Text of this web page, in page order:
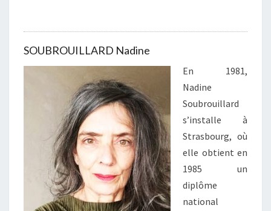
SOUBROUILLARD Nadine
En 1981,
Nadine
Soubrouillard
s’installe à
Strasbourg, où
elle obtient en
1985 un
diplôme
national